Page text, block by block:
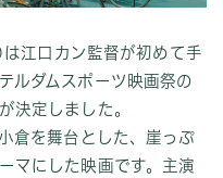
江口カン監督が初めて手
ルダムスポーツ映画祭の
決定しました。
倉を舞台とした、崖っぷ
マにした映画です。主演